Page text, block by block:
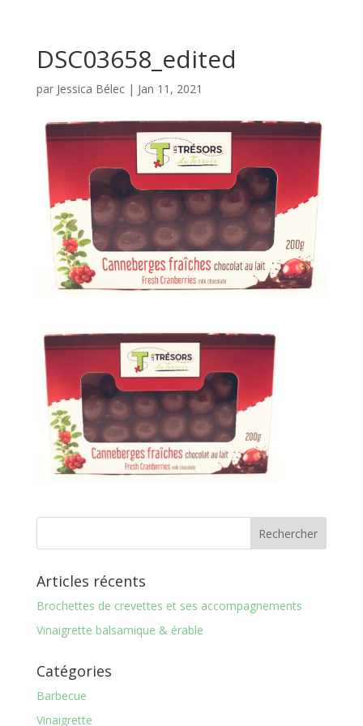
DSC03658_edited
par Jessica Bélec| Jan 11, 2021
Articles récents
Brochettes de crevettes et ses accompagnements
Vinaigrette balsamique & érable
Catégories
Barbecue
Vinaigrette